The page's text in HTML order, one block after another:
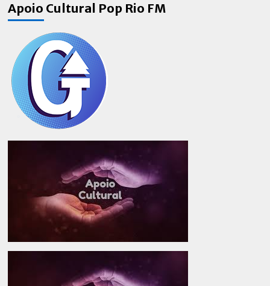
de
Apoio Cultural Pop Rio FM